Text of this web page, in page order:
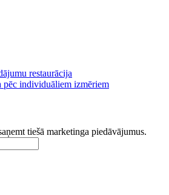
restaurācija
pēc individuāliem izmēriem
tiešā marketinga piedāvājumus.